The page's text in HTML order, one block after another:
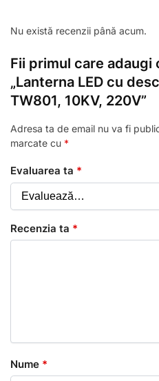
Nu există recenzii până acum.
Fii primul care adaugi
„Lanterna LED cu
TW801, 10KV, 220V”
Adresa ta de email nu va fi
marcate cu *
Evaluarea ta *
Recenzia ta *
Nume *